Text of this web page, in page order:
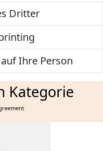
Dritter
Ihre Person
Kategorie